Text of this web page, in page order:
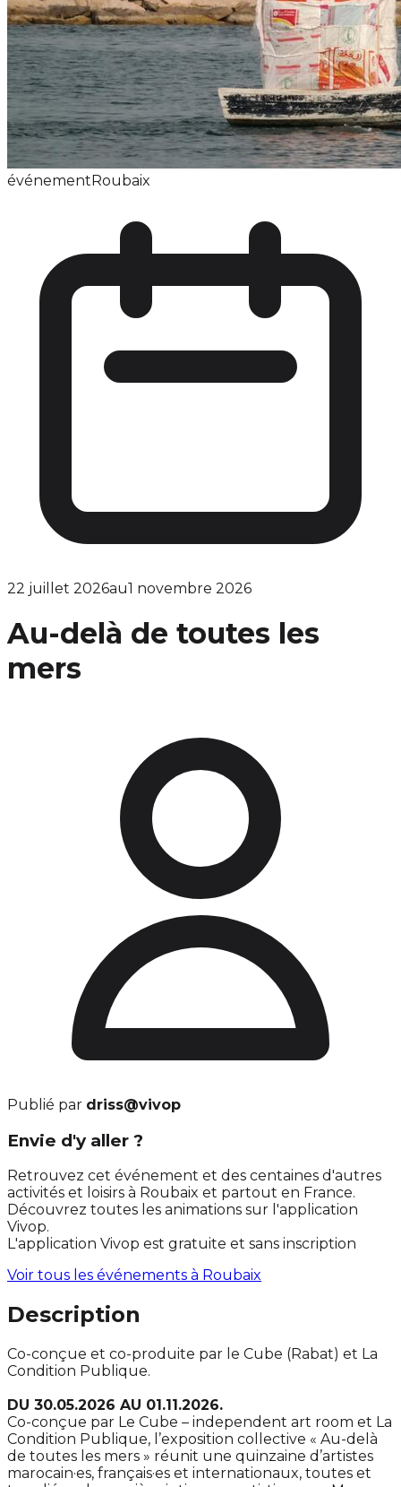
événementRoubaix
22 juillet 2026au1 novembre 2026
Au-delà de toutes les
mers
Publié par driss@vivop
Envie d'y aller ?
Retrouvez cet événement et des centaines d'autres
activités et loisirs à Roubaix et partout en France.
Découvrez toutes les animations sur l'application
Vivop.
L'application Vivop est gratuite et sans inscription
Voir tous les événements à Roubaix
Description
Co-conçue et co-produite par le Cube (Rabat) et La
Condition Publique.
DU 30.05.2026 AU 01.11.2026.
Co-conçue par Le Cube – independent art room et La
Condition Publique, l’exposition collective « Au-delà
de toutes les mers » réunit une quinzaine d’artistes
marocain·es, français·es et internationaux, toutes et